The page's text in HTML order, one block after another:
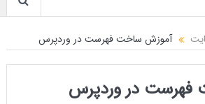
آموزش ساخت فهرست در وردپرس
در وردپرس